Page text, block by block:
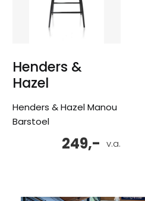
Henders &
Hazel
Henders & Hazel Manou
Barstoel
v.a.
249,-